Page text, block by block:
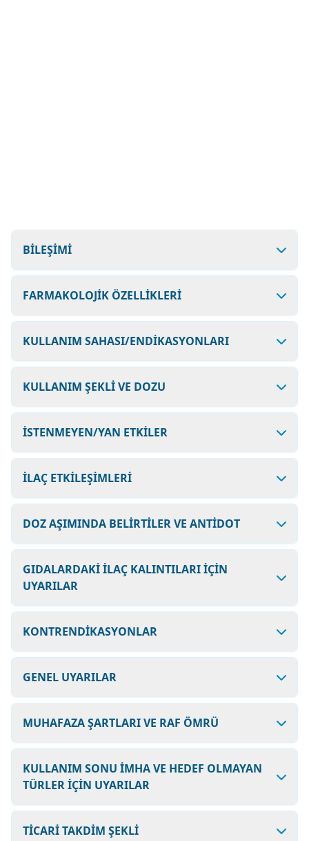
BİLEŞİMİ
FARMAKOLOJİK ÖZELLİKLERİ
KULLANIM SAHASI/ENDİKASYONLARI
KULLANIM ŞEKLİ VE DOZU
İSTENMEYEN/YAN ETKİLER
İLAÇ ETKİLEŞİMLERİ
DOZ AŞIMINDA BELİRTİLER VE ANTİDOT
GIDALARDAKİ İLAÇ KALINTILARI İÇİN
UYARILAR
KONTRENDİKASYONLAR
GENEL UYARILAR
MUHAFAZA ŞARTLARI VE RAF ÖMRÜ
KULLANIM SONU İMHA VE HEDEF OLMAYAN
TÜRLER İÇİN UYARILAR
TİCARİ TAKDİM ŞEKLİ